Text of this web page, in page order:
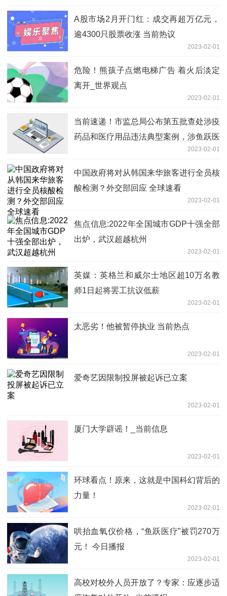
A股市场2月开门红：成交再超万亿元，
逾4300只股票收涨 当前热议
2023-02-01
危险！熊孩子点燃电梯广告 着火后淡定
离开_世界观点
2023-02-01
当前速递！市监总局公布第五批查处涉疫
药品和医疗用品违法典型案例，涉鱼跃医
2023-02-01
中国政府将对从韩国来华旅客进行全员核
酸检测？外交部回应 全球速看
2023-02-01
焦点信息:2022年全国城市GDP十强全部
出炉，武汉超越杭州
2023-02-01
英媒：英格兰和威尔士地区超10万名教
师1日起将罢工抗议低薪
2023-02-01
太恶劣！他被暂停执业 当前热点
2023-02-01
爱奇艺因限制投屏被起诉已立案
2023-02-01
厦门大学辟谣！_当前信息
2023-02-01
环球看点！原来，这就是中国科幻背后的
力量！
2023-02-01
哄抬血氧仪价格，“鱼跃医疗”被罚270万
元！ 今日播报
2023-02-01
高校对校外人员开放了？专家：应逐步适